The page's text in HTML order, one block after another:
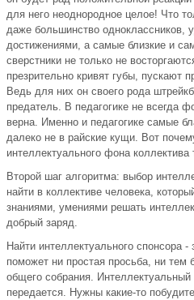
для него неоднородное целое! Что
даже большинство одноклассников,
достижениями, а самые близкие и
сверстники не только не
презрительно кривят губы, пускают
Ведь для них он своего рода
предатель. В педагогике не всегда
верна. Именно и педагогике самые
далеко не в райские кущи. Вот
интеллектуального фона коллектива
Второй шаг алгоритма: выбор
найти в коллективе человека,
знаниями, умениями решать
добрый заряд.
Найти интеллектуального спонсора
поможет ни простая просьба, ни тем
общего собрания. Интеллектуальный
передается. Нужны какие-то